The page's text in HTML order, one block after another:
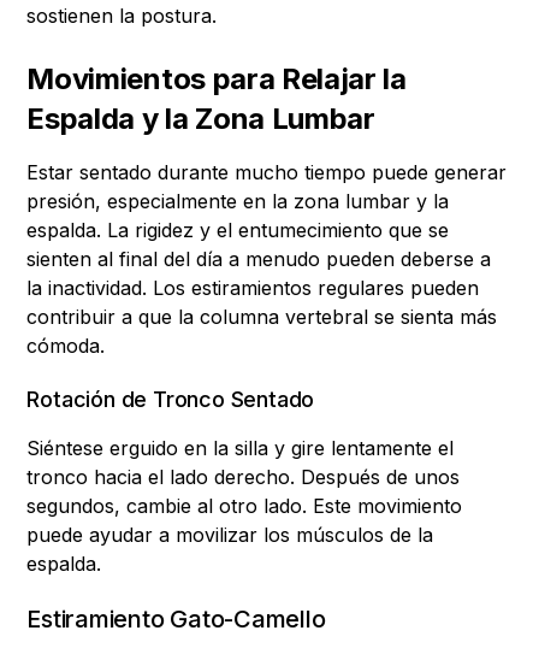
sostienen la postura.
Movimientos para Relajar la
Espalda y la Zona Lumbar
Estar sentado durante mucho tiempo puede generar
presión, especialmente en la zona lumbar y la
espalda. La rigidez y el entumecimiento que se
sienten al final del día a menudo pueden deberse a
la inactividad. Los estiramientos regulares pueden
contribuir a que la columna vertebral se sienta más
cómoda.
Rotación de Tronco Sentado
Siéntese erguido en la silla y gire lentamente el
tronco hacia el lado derecho. Después de unos
segundos, cambie al otro lado. Este movimiento
puede ayudar a movilizar los músculos de la
espalda.
Estiramiento Gato-Camello